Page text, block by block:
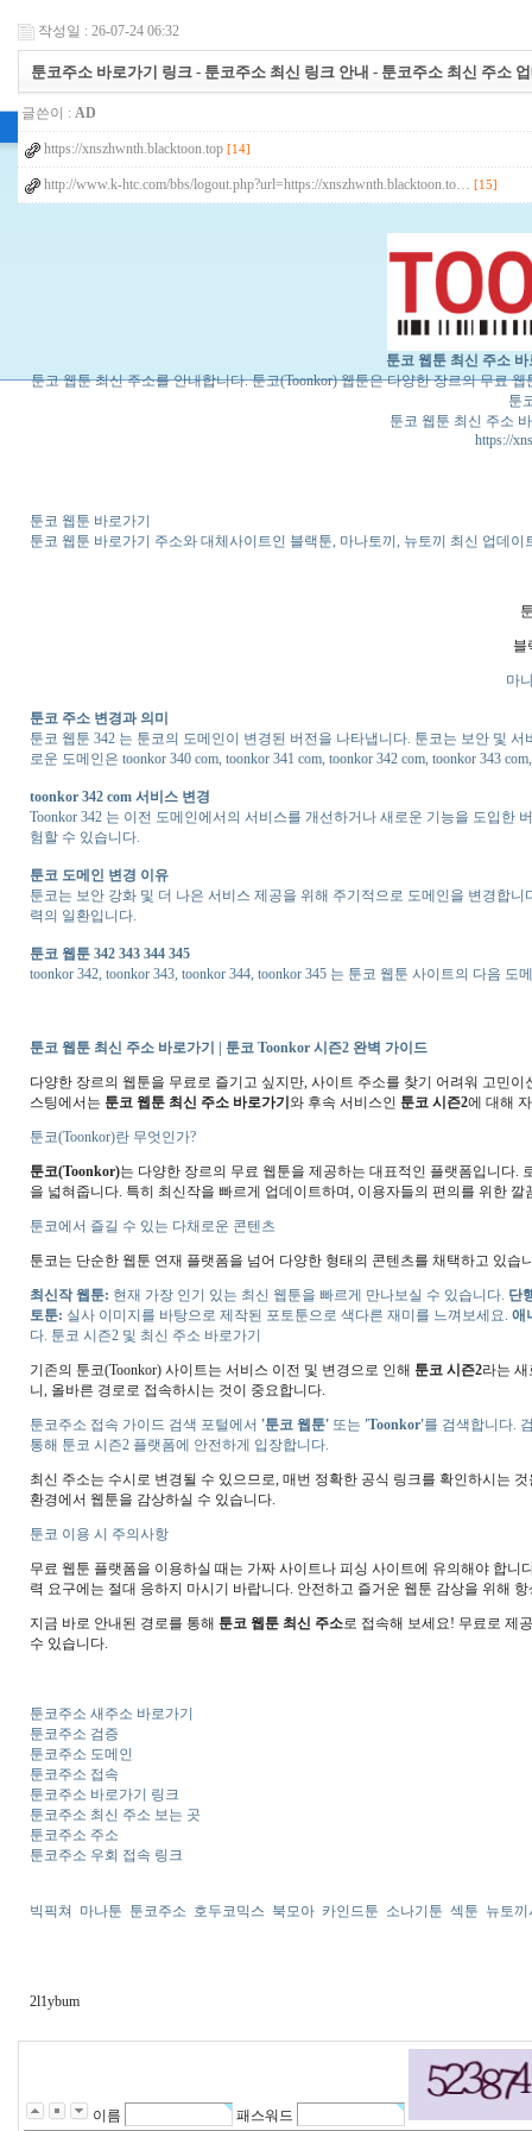
작성일 : 26-07-24 06:32
툰코주소 바로가기 링크 - 툰코주소 최신 링크 안내 - 툰코주소 최신 주소
글쓴이 : AD
https://xnszhwnth.blacktoon.top [14]
http://www.k-htc.com/bbs/logout.php?url=https://xnszhwnth.blacktoon.to… [15]
툰코 웹툰 최신 주소
툰코 웹툰 최신 주소를 안내합니다. 툰코(Toonkor) 웹툰은 다양한 장르의 무료
툰
툰코 웹툰 최신 주소
https://
툰코 웹툰 바로가기
툰코 웹툰 바로가기 주소와 대체사이트인 블랙툰, 마나토끼, 뉴토끼 최신 업데이
블
마
툰코 주소 변경과 의미
툰코 웹툰 342 는 툰코의 도메인이 변경된 버전을 나타냅니다. 툰코는 보안 및
로운 도메인은 toonkor 340 com, toonkor 341 com, toonkor 342 com, toonkor 343
toonkor 342 com 서비스 변경
Toonkor 342 는 이전 도메인에서의 서비스를 개선하거나 새로운 기능을 도입
험할 수 있습니다.
툰코 도메인 변경 이유
툰코는 보안 강화 및 더 나은 서비스 제공을 위해 주기적으로 도메인을 변경합
력의 일환입니다.
툰코 웹툰 342 343 344 345
toonkor 342, toonkor 343, toonkor 344, toonkor 345 는 툰코 웹툰 사이트의 다음 도
툰코 웹툰 최신 주소 바로가기 | 툰코 Toonkor 시즌2 완벽 가이드
다양한 장르의 웹툰을 무료로 즐기고 싶지만, 사이트 주소를 찾기 어려워 고민
스팅에서는 툰코 웹툰 최신 주소 바로가기와 후속 서비스인 툰코 시즌2에 대해
툰코(Toonkor)란 무엇인가?
툰코(Toonkor)는 다양한 장르의 무료 웹툰을 제공하는 대표적인 플랫폼입니다.
을 넓혀줍니다. 특히 최신작을 빠르게 업데이트하며, 이용자들의 편의를 위한
툰코에서 즐길 수 있는 다채로운 콘텐츠
툰코는 단순한 웹툰 연재 플랫폼을 넘어 다양한 형태의 콘텐츠를 채택하고 있습
최신작 웹툰: 현재 가장 인기 있는 최신 웹툰을 빠르게 만나보실 수 있습니다. 단
토툰: 실사 이미지를 바탕으로 제작된 포토툰으로 색다른 재미를 느껴보세요. 애
다. 툰코 시즌2 및 최신 주소 바로가기
기존의 툰코(Toonkor) 사이트는 서비스 이전 및 변경으로 인해 툰코 시즌2라는
니, 올바른 경로로 접속하시는 것이 중요합니다.
툰코주소 접속 가이드 검색 포털에서 '툰코 웹툰' 또는 'Toonkor'를 검색합니다.
통해 툰코 시즌2 플랫폼에 안전하게 입장합니다.
최신 주소는 수시로 변경될 수 있으므로, 매번 정확한 공식 링크를 확인하시는
환경에서 웹툰을 감상하실 수 있습니다.
툰코 이용 시 주의사항
무료 웹툰 플랫폼을 이용하실 때는 가짜 사이트나 피싱 사이트에 유의해야 합니
력 요구에는 절대 응하지 마시기 바랍니다. 안전하고 즐거운 웹툰 감상을 위해
지금 바로 안내된 경로를 통해 툰코 웹툰 최신 주소로 접속해 보세요! 무료로 제
수 있습니다.
툰코주소 새주소 바로가기
툰코주소 검증
툰코주소 도메인
툰코주소 접속
툰코주소 바로가기 링크
툰코주소 최신 주소 보는 곳
툰코주소 주소
툰코주소 우회 접속 링크
빅픽쳐 마나툰 툰코주소 호두코믹스 북모아 카인드툰 소나기툰 섹툰 뉴토끼
2l1ybum
이름 패스워드